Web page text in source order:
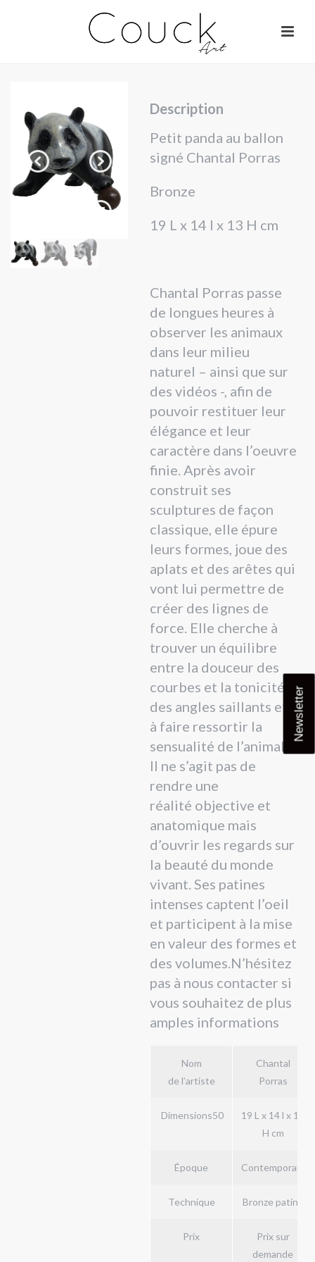
Description
Petit panda au ballon
signé Chantal Porras
Bronze
19 L x 14 l x 13 H cm
Chantal Porras passe
de longues heures à
observer les animaux
dans leur milieu
naturel – ainsi que sur
des vidéos -, afin de
pouvoir restituer leur
élégance et leur
caractère dans l’oeuvre
finie. Après avoir
construit ses
sculptures de façon
classique, elle épure
leurs formes, joue des
aplats et des arêtes qui
vont lui permettre de
créer des lignes de
force. Elle cherche à
trouver un équilibre
entre la douceur des
courbes et la tonicité
des angles saillants et
à faire ressortir la
sensualité de l’animal.
Il ne s’agit pas de
rendre une
réalité objective et
anatomique mais
d’ouvrir les regards sur
la beauté du monde
vivant. Ses patines
intenses captent l’oeil
et participent à la mise
en valeur des formes et
des volumes.N’hésitez
pas à nous contacter si
vous souhaitez de plus
amples informations
Nom
de l’artiste
Chantal
Porras
Dimensions50
19 L x 14 l x 13
H cm
Époque Contemporain
Technique Bronze patiné
Prix
Prix sur
demande
Newsletter